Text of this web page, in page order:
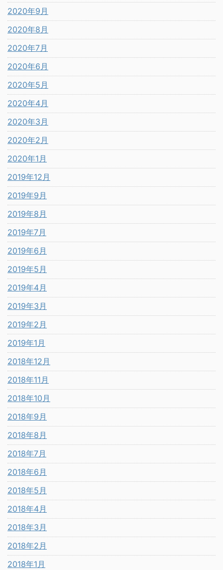
2020年9月
2020年8月
2020年7月
2020年6月
2020年5月
2020年4月
2020年3月
2020年2月
2020年1月
2019年12月
2019年9月
2019年8月
2019年7月
2019年6月
2019年5月
2019年4月
2019年3月
2019年2月
2019年1月
2018年12月
2018年11月
2018年10月
2018年9月
2018年8月
2018年7月
2018年6月
2018年5月
2018年4月
2018年3月
2018年2月
2018年1月